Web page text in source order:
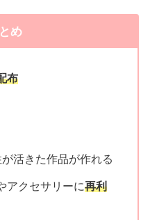
め
布
活きた作品が作れる
アクセサリーに再利